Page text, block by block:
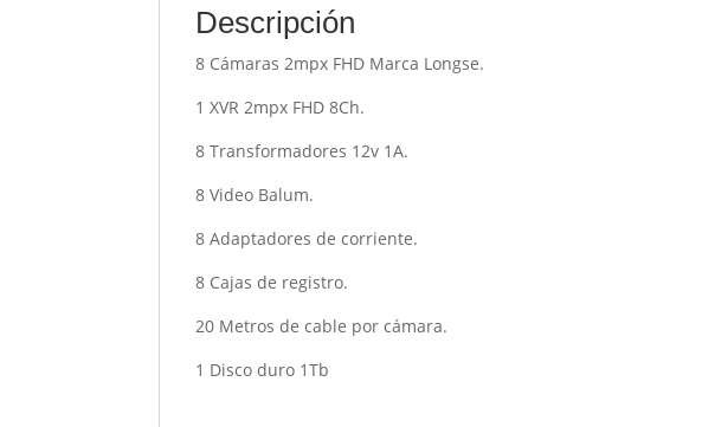
Descripción
8 Cámaras 2mpx FHD Marca Longse.
1 XVR 2mpx FHD 8Ch.
8 Transformadores 12v 1A.
8 Video Balum.
8 Adaptadores de corriente.
8 Cajas de registro.
20 Metros de cable por cámara.
1 Disco duro 1Tb